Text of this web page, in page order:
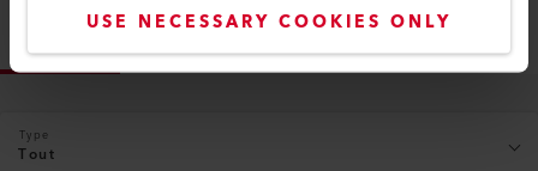
USE NECESSARY COOKIES ONLY
Type
Tout